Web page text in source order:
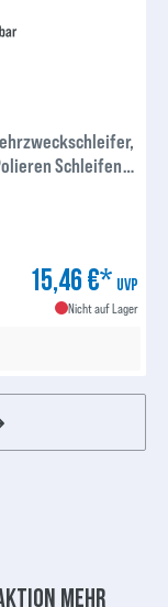
Schleifen
15,46 €* UVP
Nicht auf Lager
mehr